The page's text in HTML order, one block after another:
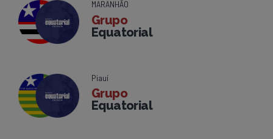
MARANHÃO
Grupo
Equatorial
Piauí
Grupo
Equatorial